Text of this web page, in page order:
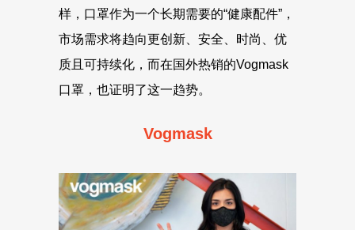
样，口罩作为一个长期需要的“健康配件”，
市场需求将趋向更创新、安全、时尚、优
质且可持续化，而在国外热销的Vogmask
口罩，也证明了这一趋势。
Vogmask